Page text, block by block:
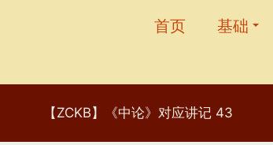
首页 基础
【ZCKB】《中论》对应讲记 43